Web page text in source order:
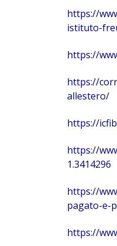
https://
istituto-
https://
https://
allestero/
https://
https://
1.3414296
https://
pagato-e-
https://